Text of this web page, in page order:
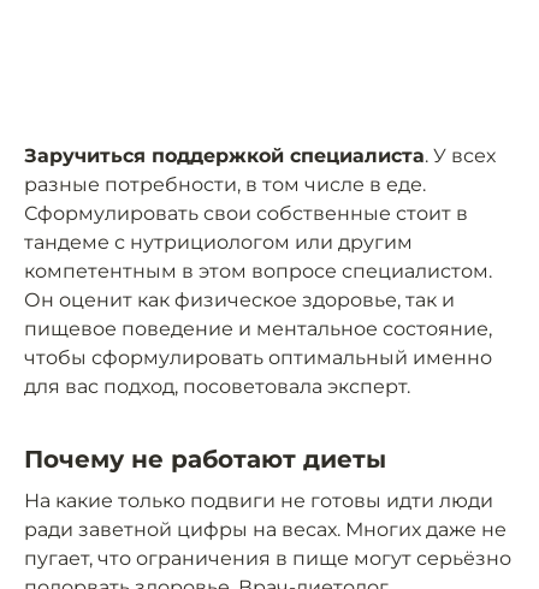
Заручиться поддержкой специалиста. У всех
разные потребности, в том числе в еде.
Сформулировать свои собственные стоит в
тандеме с нутрициологом или другим
компетентным в этом вопросе специалистом.
Он оценит как физическое здоровье, так и
пищевое поведение и ментальное состояние,
чтобы сформулировать оптимальный именно
для вас подход, посоветовала эксперт.
Почему не работают диеты
На какие только подвиги не готовы идти люди
ради заветной цифры на весах. Многих даже не
пугает, что ограничения в пище могут серьёзно